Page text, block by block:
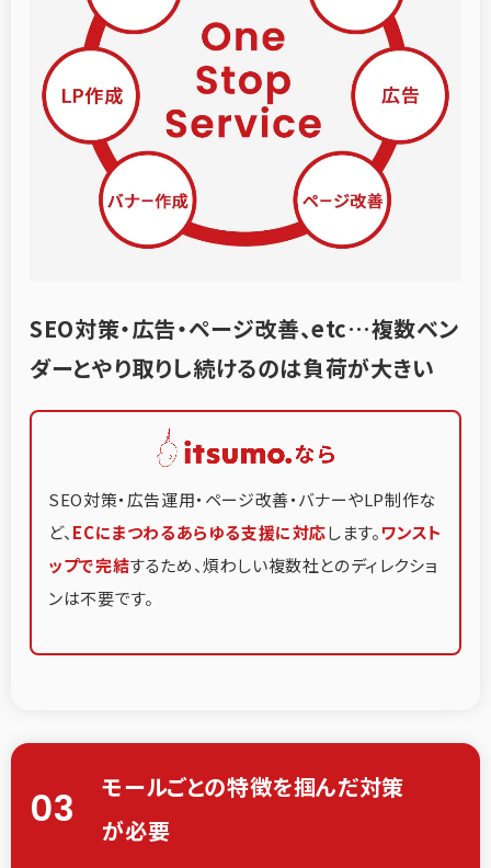
SEO対策・広告・ページ改善、etc…複数ベン
ダーとやり取りし続けるのは負荷が大きい
SEO対策・広告運用・ページ改善・バナーやLP制作な
ど、ECにまつわるあらゆる支援に対応します。ワンスト
ップで完結するため、煩わしい複数社とのディレクショ
ンは不要です。
03
モールごとの特徴を掴んだ対策
が必要